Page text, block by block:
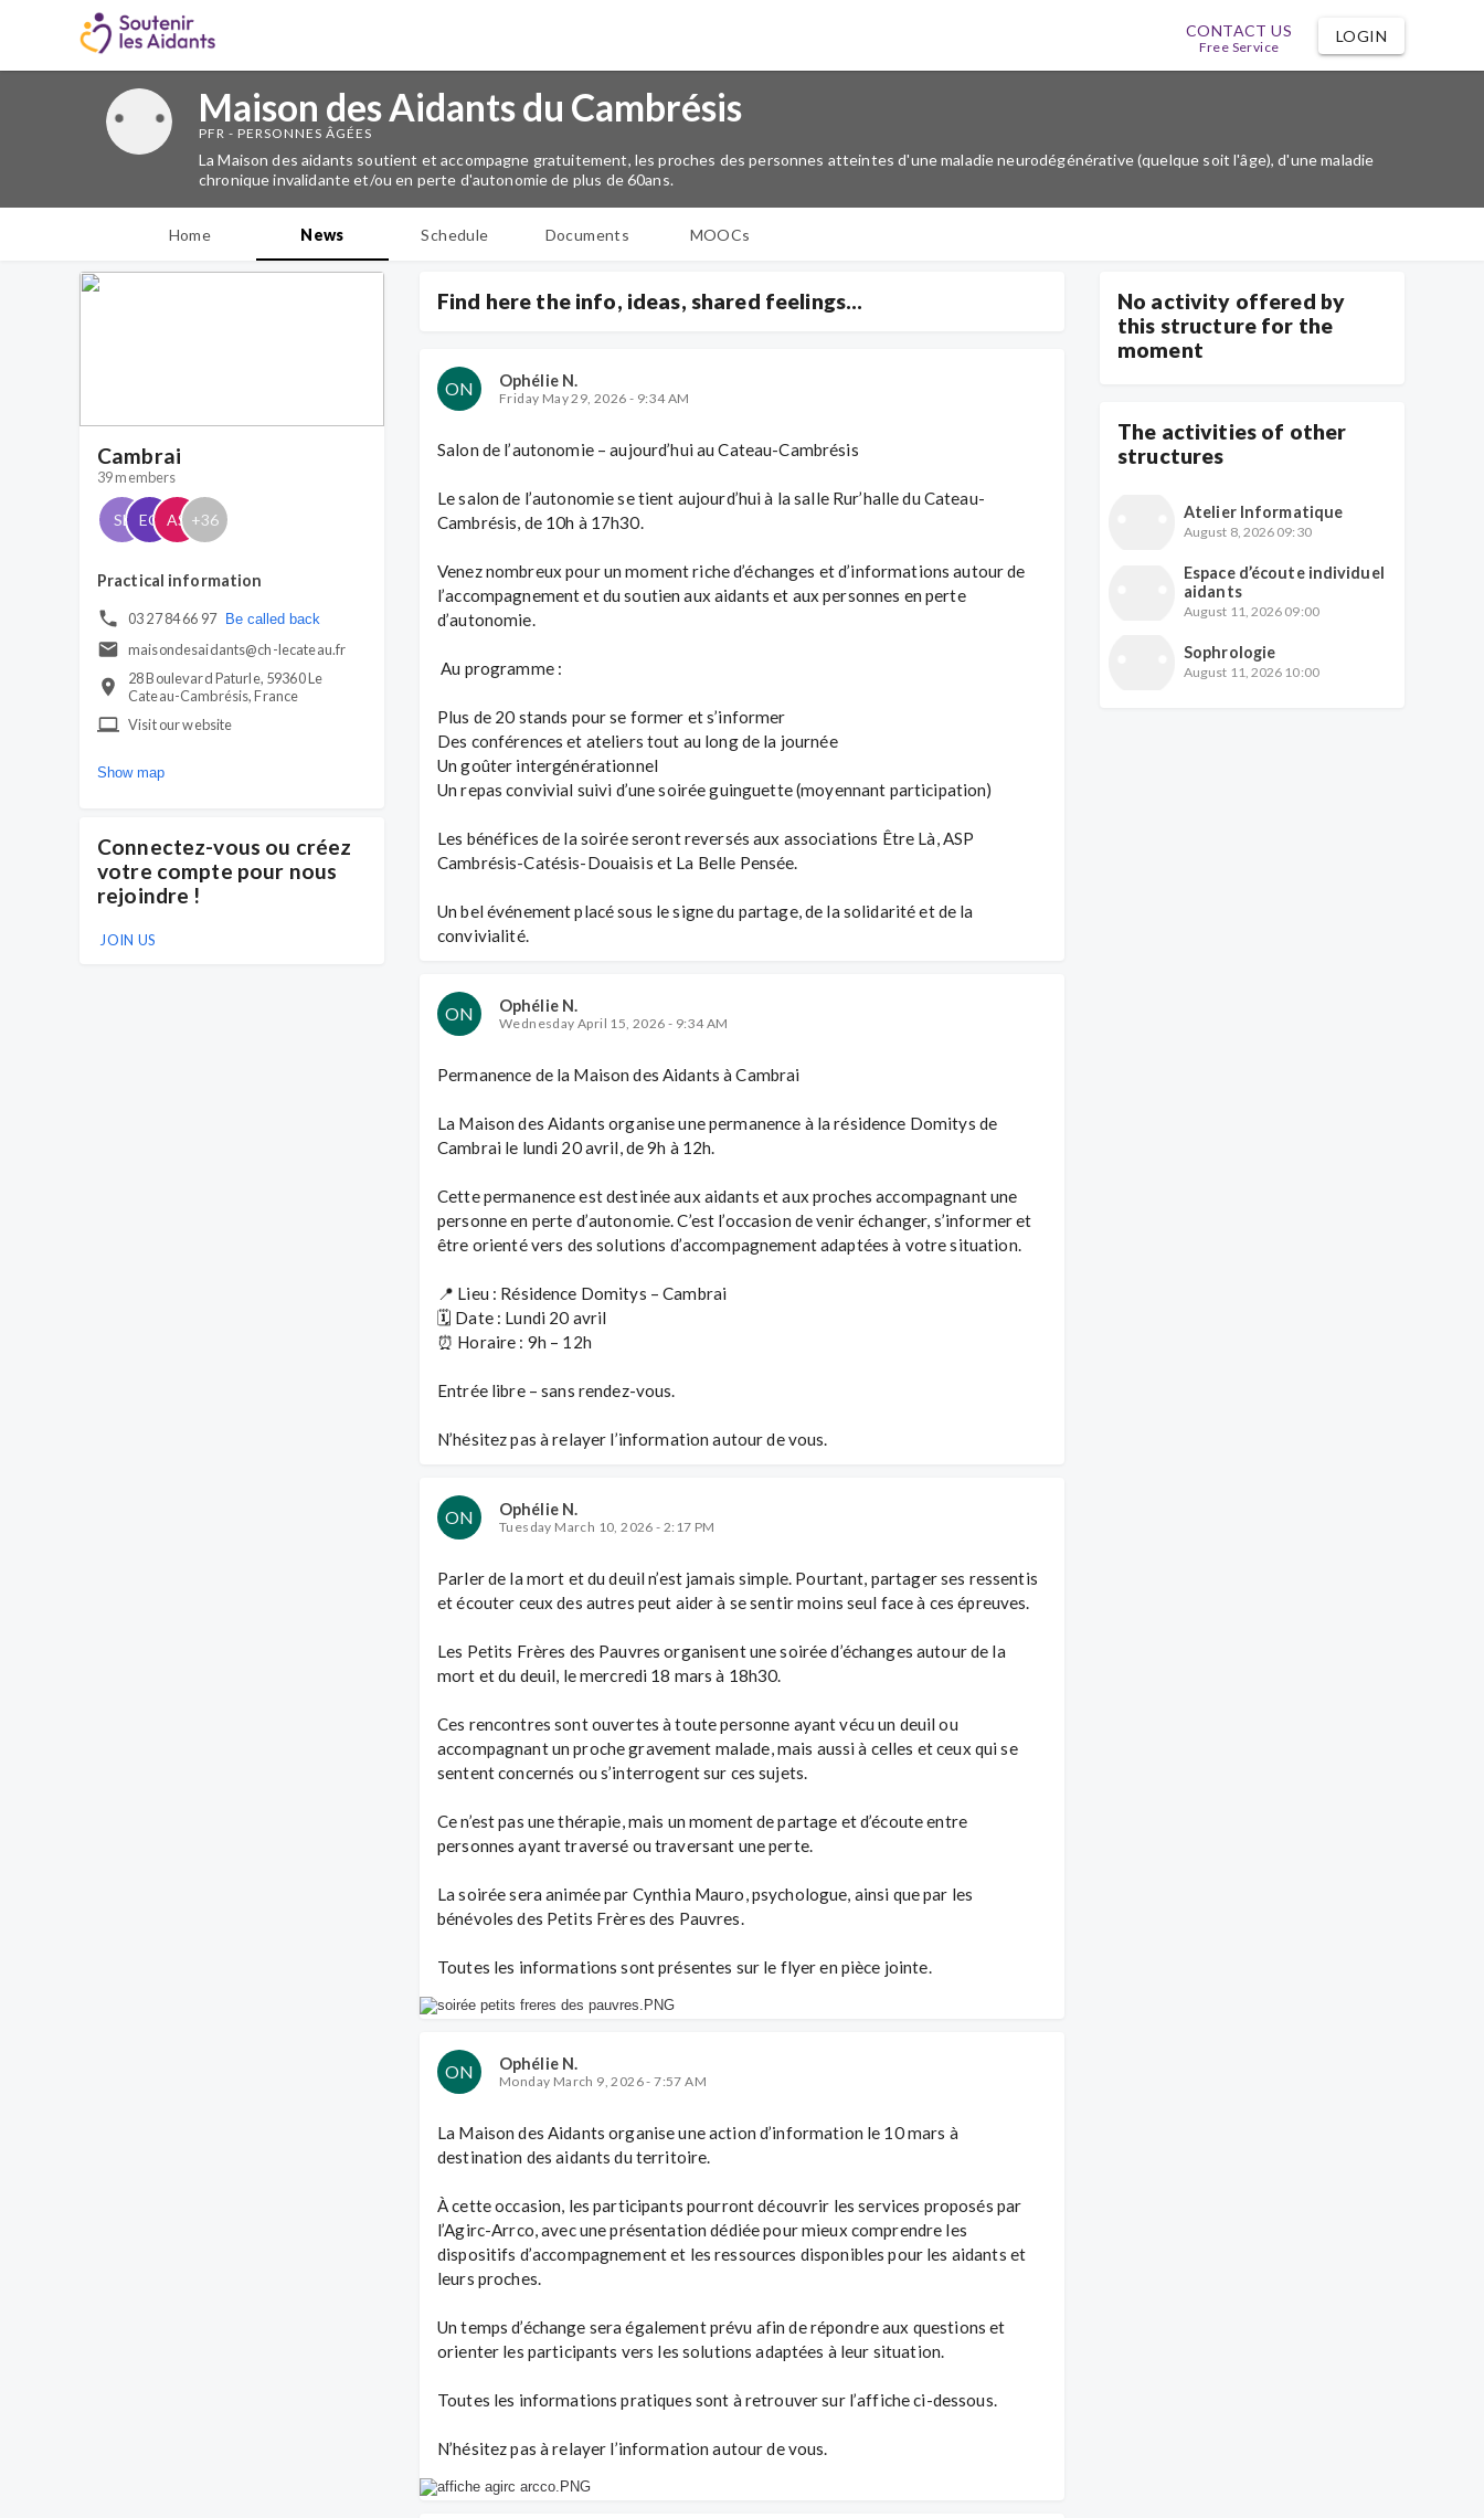
CONTACT US
Free Service
LOGIN
Maison des Aidants du Cambrésis
PFR - PERSONNES ÂGÉES
La Maison des aidants soutient et accompagne gratuitement, les proches des personnes atteintes d'une maladie neurodégénérative (quelque soit l'âge), d'une maladie
chronique invalidante et/ou en perte d'autonomie de plus de 60ans.
Home News Schedule Documents MOOCs
Cambrai
39 members
SL EC AS +36
Practical information
03 27 84 66 97 Be called back
maisondesaidants@ch-lecateau.fr
28 Boulevard Paturle, 59360 Le
Cateau-Cambrésis, France
Visit our website
Show map
Connectez-vous ou créez
votre compte pour nous
rejoindre !
JOIN US
Find here the info, ideas, shared feelings...
ON Ophélie N.
Friday May 29, 2026 - 9:34 AM
Salon de l’autonomie – aujourd’hui au Cateau-Cambrésis
Le salon de l’autonomie se tient aujourd’hui à la salle Rur’halle du Cateau-
Cambrésis, de 10h à 17h30.
Venez nombreux pour un moment riche d’échanges et d’informations autour de
l’accompagnement et du soutien aux aidants et aux personnes en perte
d’autonomie.
Au programme :
Plus de 20 stands pour se former et s’informer
Des conférences et ateliers tout au long de la journée
Un goûter intergénérationnel
Un repas convivial suivi d’une soirée guinguette (moyennant participation)
Les bénéfices de la soirée seront reversés aux associations Être Là, ASP
Cambrésis-Catésis-Douaisis et La Belle Pensée.
Un bel événement placé sous le signe du partage, de la solidarité et de la
convivialité.
ON Ophélie N.
Wednesday April 15, 2026 - 9:34 AM
Permanence de la Maison des Aidants à Cambrai
La Maison des Aidants organise une permanence à la résidence Domitys de
Cambrai le lundi 20 avril, de 9h à 12h.
Cette permanence est destinée aux aidants et aux proches accompagnant une
personne en perte d’autonomie. C’est l’occasion de venir échanger, s’informer et
être orienté vers des solutions d’accompagnement adaptées à votre situation.
📍 Lieu : Résidence Domitys – Cambrai
🗓️ Date : Lundi 20 avril
⏰ Horaire : 9h – 12h
Entrée libre – sans rendez-vous.
N’hésitez pas à relayer l’information autour de vous.
ON Ophélie N.
Tuesday March 10, 2026 - 2:17 PM
Parler de la mort et du deuil n’est jamais simple. Pourtant, partager ses ressentis
et écouter ceux des autres peut aider à se sentir moins seul face à ces épreuves.
Les Petits Frères des Pauvres organisent une soirée d’échanges autour de la
mort et du deuil, le mercredi 18 mars à 18h30.
Ces rencontres sont ouvertes à toute personne ayant vécu un deuil ou
accompagnant un proche gravement malade, mais aussi à celles et ceux qui se
sentent concernés ou s’interrogent sur ces sujets.
Ce n’est pas une thérapie, mais un moment de partage et d’écoute entre
personnes ayant traversé ou traversant une perte.
La soirée sera animée par Cynthia Mauro, psychologue, ainsi que par les
bénévoles des Petits Frères des Pauvres.
Toutes les informations sont présentes sur le flyer en pièce jointe.
ON Ophélie N.
Monday March 9, 2026 - 7:57 AM
La Maison des Aidants organise une action d’information le 10 mars à
destination des aidants du territoire.
À cette occasion, les participants pourront découvrir les services proposés par
l’Agirc-Arrco, avec une présentation dédiée pour mieux comprendre les
dispositifs d’accompagnement et les ressources disponibles pour les aidants et
leurs proches.
Un temps d’échange sera également prévu afin de répondre aux questions et
orienter les participants vers les solutions adaptées à leur situation.
Toutes les informations pratiques sont à retrouver sur l’affiche ci-dessous.
N’hésitez pas à relayer l’information autour de vous.
No activity offered by
this structure for the
moment
The activities of other
structures
Atelier Informatique
August 8, 2026 09:30
Espace d’écoute individuel
aidants
August 11, 2026 09:00
Sophrologie
August 11, 2026 10:00